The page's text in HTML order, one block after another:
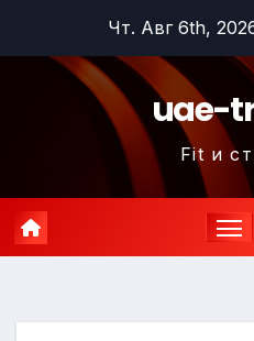
содержимому
Чт. Авг 6th,
uae-
Fit и